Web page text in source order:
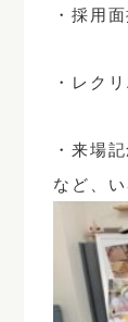
・採用
・レク
・来場
など、